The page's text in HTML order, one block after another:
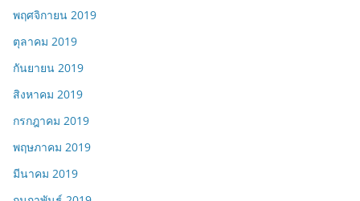
พฤศจิกายน 2019
ตุลาคม 2019
กันยายน 2019
สิงหาคม 2019
กรกฎาคม 2019
พฤษภาคม 2019
มีนาคม 2019